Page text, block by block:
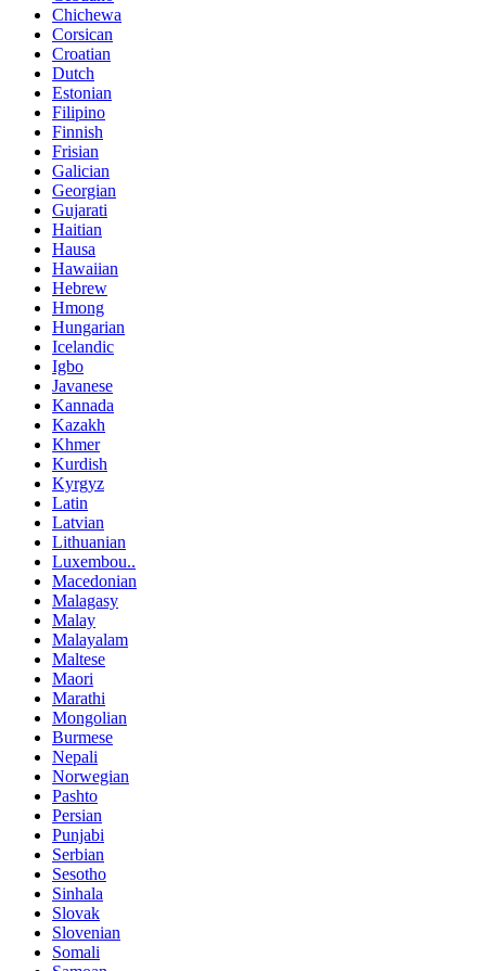
Chichewa
Corsican
Croatian
Dutch
Estonian
Filipino
Finnish
Frisian
Galician
Georgian
Gujarati
Haitian
Hausa
Hawaiian
Hebrew
Hmong
Hungarian
Icelandic
Igbo
Javanese
Kannada
Kazakh
Khmer
Kurdish
Kyrgyz
Latin
Latvian
Lithuanian
Luxembou..
Macedonian
Malagasy
Malay
Malayalam
Maltese
Maori
Marathi
Mongolian
Burmese
Nepali
Norwegian
Pashto
Persian
Punjabi
Serbian
Sesotho
Sinhala
Slovak
Slovenian
Somali